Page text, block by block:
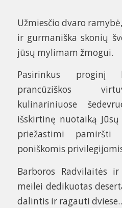
Užmiesčio dvaro
ir gurmaniška skonių
jūsų mylimam žmogui.
Pasirinkus proginį
prancūziškos
kulinariniuose
išskirtinę nuotaiką
priežastimi
poniškomis
Barboros Radvilaitės
meilei dedikuotas
dalintis ir ragauti